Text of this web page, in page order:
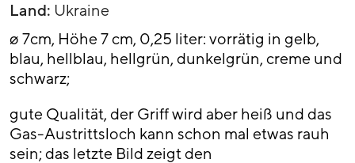
Land: Ukraine
ø 7cm, Höhe 7 cm, 0,25 liter: vorrätig in gelb,
blau, hellblau, hellgrün, dunkelgrün, creme und
schwarz;
gute Qualität, der Griff wird aber heiß und das
Gas-Austrittsloch kann schon mal etwas rauh
sein; das letzte Bild zeigt den